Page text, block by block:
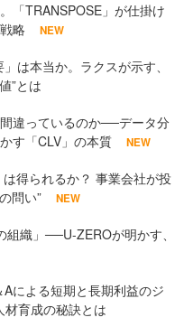
「TRANSPOSE」が仕掛け
略
NEW
は本当か。ラクスが示す、
”とは
違っているのか──データ分
す「CLV」の本質
NEW
得られるか？ 事業会社が投
問い”
NEW
織」──U-ZEROが明かす、
による短期と長期利益のジ
育成の秘訣とは